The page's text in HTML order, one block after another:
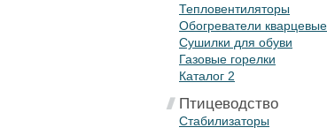
Тепловентиляторы
Обогреватели кварцевые
Сушилки для обуви
Газовые горелки
Каталог 2
Птицеводство
Стабилизаторы